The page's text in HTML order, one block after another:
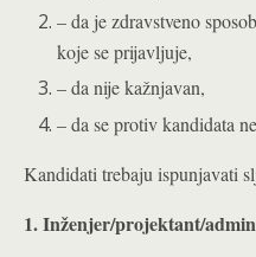
– da je zdravstveno
koje se prijavljuje,
– da nije kažnjavan,
– da se protiv kandidata
Kandidati trebaju ispunjavati
1. Inženjer/projektant/